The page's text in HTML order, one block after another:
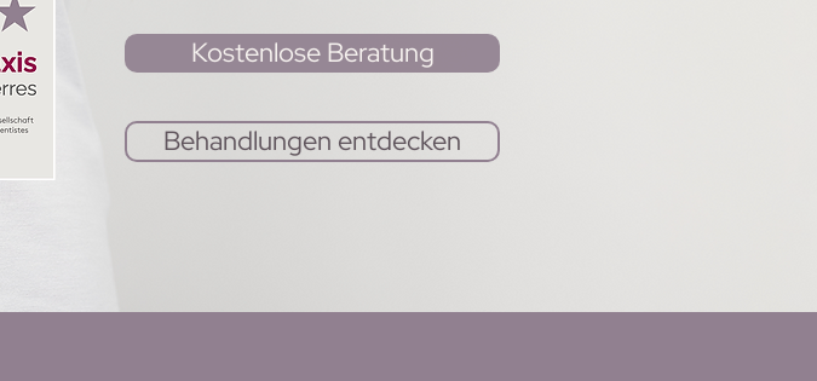
Kostenlose Beratung
Behandlungen entdecken